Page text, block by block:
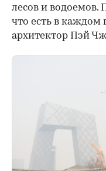
лесов и водоемов.
что есть в каждом
архитектор Пэй